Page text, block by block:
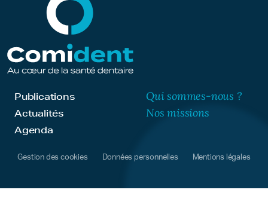
Publications
Actualités
Agenda
Qui sommes-nous ?
Nos missions
Gestion des cookies Données personnelles Mentions légales